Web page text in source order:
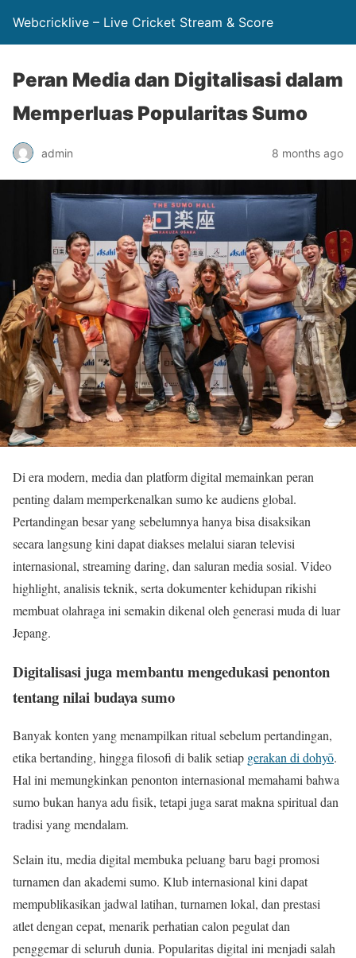
Webcricklive – Live Cricket Stream & Score
Peran Media dan Digitalisasi dalam
Memperluas Popularitas Sumo
admin 8 months ago
Di era modern, media dan platform digital memainkan peran
penting dalam memperkenalkan sumo ke audiens global.
Pertandingan besar yang sebelumnya hanya bisa disaksikan
secara langsung kini dapat diakses melalui siaran televisi
internasional, streaming daring, dan saluran media sosial. Video
highlight, analisis teknik, serta dokumenter kehidupan rikishi
membuat olahraga ini semakin dikenal oleh generasi muda di luar
Jepang.
Digitalisasi juga membantu mengedukasi penonton
tentang nilai budaya sumo
Banyak konten yang menampilkan ritual sebelum pertandingan,
etika bertanding, hingga filosofi di balik setiap gerakan di dohyō.
Hal ini memungkinkan penonton internasional memahami bahwa
sumo bukan hanya adu fisik, tetapi juga sarat makna spiritual dan
tradisi yang mendalam.
Selain itu, media digital membuka peluang baru bagi promosi
turnamen dan akademi sumo. Klub internasional kini dapat
mempublikasikan jadwal latihan, turnamen lokal, dan prestasi
atlet dengan cepat, menarik perhatian calon pegulat dan
penggemar di seluruh dunia. Popularitas digital ini menjadi salah